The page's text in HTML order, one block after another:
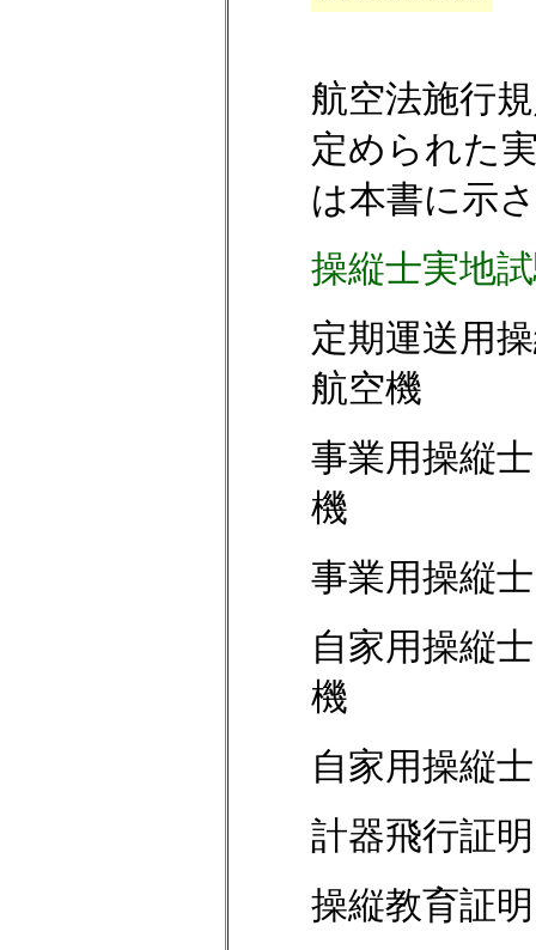
航空法施行
定められた
は本書に示
操縦士実地
定期運送用
航空機
事業用操縦
機
事業用操縦
自家用操縦
機
自家用操縦
計器飛行証明
操縦教育証明